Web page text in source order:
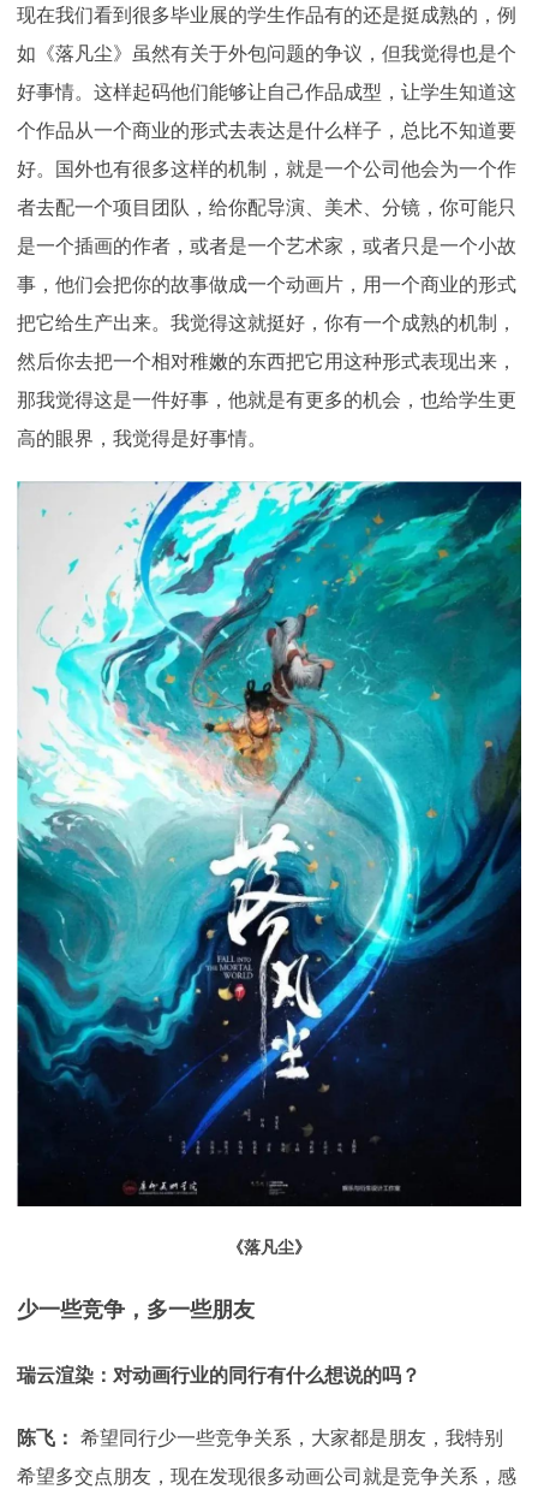
现在我们看到很多毕业展的学生作品有的还是挺成熟的，例
如《落凡尘》虽然有关于外包问题的争议，但我觉得也是个
好事情。这样起码他们能够让自己作品成型，让学生知道这
个作品从一个商业的形式去表达是什么样子，总比不知道要
好。国外也有很多这样的机制，就是一个公司他会为一个作
者去配一个项目团队，给你配导演、美术、分镜，你可能只
是一个插画的作者，或者是一个艺术家，或者只是一个小故
事，他们会把你的故事做成一个动画片，用一个商业的形式
把它给生产出来。我觉得这就挺好，你有一个成熟的机制，
然后你去把一个相对稚嫩的东西把它用这种形式表现出来，
那我觉得这是一件好事，他就是有更多的机会，也给学生更
高的眼界，我觉得是好事情。
《落凡尘》
少一些竞争，多一些朋友
瑞云渲染：对动画行业的同行有什么想说的吗？
陈飞： 希望同行少一些竞争关系，大家都是朋友，我特别
希望多交点朋友，现在发现很多动画公司就是竞争关系，感